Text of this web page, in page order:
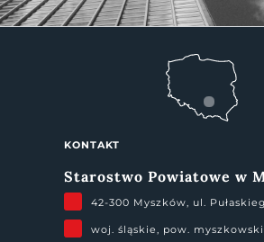
KONTAKT
Starostwo Powiatowe w
42-300 Myszków, ul.
woj. śląskie, pow. myszkowski